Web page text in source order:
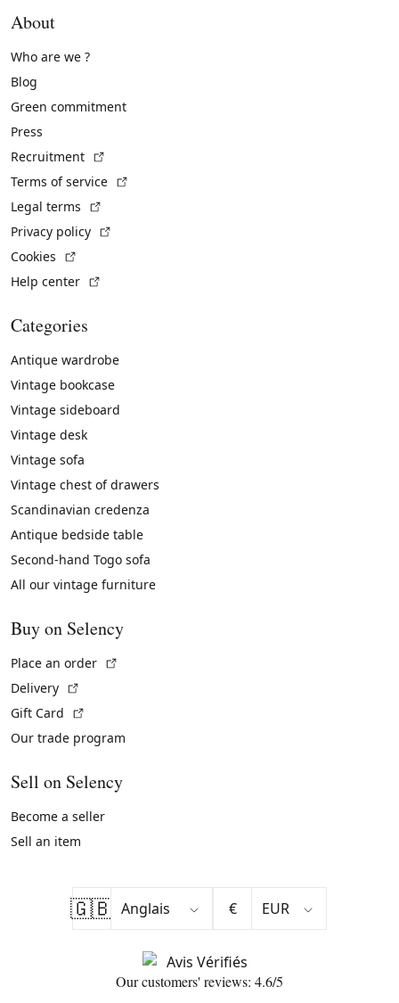
About
Who are we ?
Blog
Green commitment
Press
Recruitment
Terms of service
Legal terms
Privacy policy
Cookies
Help center
Categories
Antique wardrobe
Vintage bookcase
Vintage sideboard
Vintage desk
Vintage sofa
Vintage chest of drawers
Scandinavian credenza
Antique bedside table
Second-hand Togo sofa
All our vintage furniture
Buy on Selency
Place an order
Delivery
Gift Card
Our trade program
Sell on Selency
Become a seller
Sell an item
🇬🇧 €
Our customers' reviews: 4.6/5